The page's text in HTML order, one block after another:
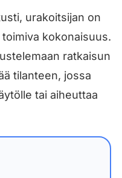
urakoitsijan on
kokonaisuus.
ratkaisun
tilanteen, jossa
tai aiheuttaa